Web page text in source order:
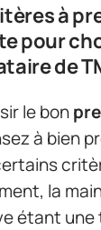
à
pour
de
le bon
à bien
la
étant